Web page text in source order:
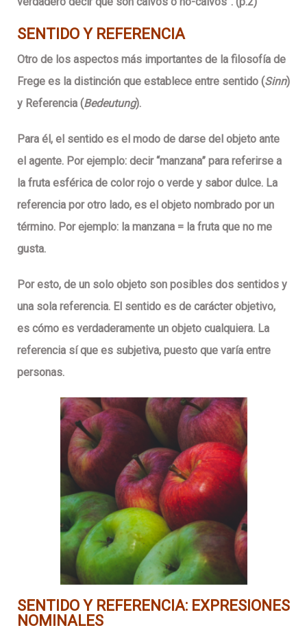
SENTIDO Y REFERENCIA
Otro de los aspectos más importantes de la filosofía de
Frege es la distinción que establece entre sentido (Sinn)
y Referencia (Bedeutung).
Para él, el sentido es el modo de darse del objeto ante
el agente. Por ejemplo: decir “manzana” para referirse a
la fruta esférica de color rojo o verde y sabor dulce. La
referencia por otro lado, es el objeto nombrado por un
término. Por ejemplo: la manzana = la fruta que no me
gusta.
Por esto, de un solo objeto son posibles dos sentidos y
una sola referencia. El sentido es de carácter objetivo,
es cómo es verdaderamente un objeto cualquiera. La
referencia sí que es subjetiva, puesto que varía entre
personas.
SENTIDO Y REFERENCIA: EXPRESIONES
NOMINALES